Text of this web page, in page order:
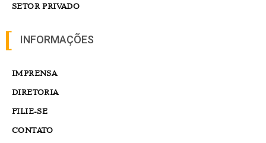
SETOR PRIVADO
INFORMAÇÕES
IMPRENSA
DIRETORIA
FILIE-SE
CONTATO